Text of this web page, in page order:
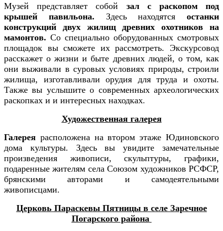
Музей представляет собой зал с раскопом под
крышей павильона. Здесь находятся останки
конструкций двух жилищ древних охотников на
мамонтов. Со специально оборудованных смотровых
площадок вы сможете их рассмотреть. Экскурсовод
расскажет о жизни и быте древних людей, о том, как
они выживали в суровых условиях природы, строили
жилища, изготавливали орудия для труда и охоты.
Также вы услышите о современных археологических
раскопках и и интересных находках.
Художественная галерея
Галерея расположена на втором этаже Юдиновского
дома культуры. Здесь вы увидите замечательные
произведения живописи, скульптуры, графики,
подаренные жителям села Союзом художников РСФСР,
брянскими авторами и самодеятельными
живописцами.
Церковь Параскевы Пятницы в селе Заречное
Погарского района